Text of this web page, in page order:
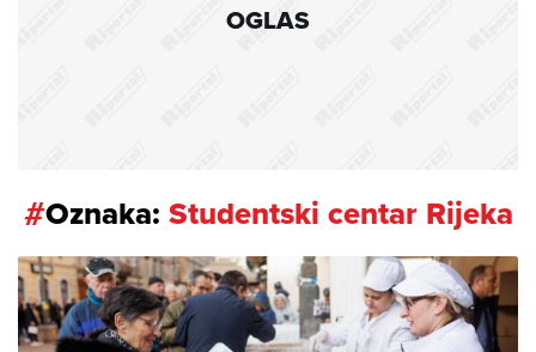
OGLAS
#Oznaka: Studentski centar Rijeka